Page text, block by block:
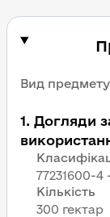
Вид предмету
1. Догляди
77231600-
Кількість
300 гектар